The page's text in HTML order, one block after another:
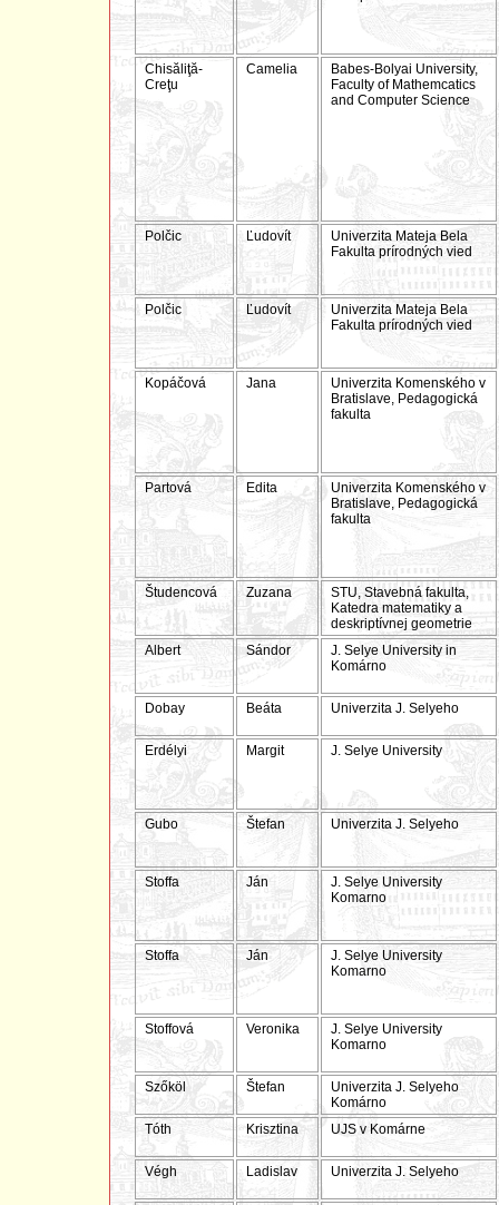
Chisăliţă-
Creţu
Camelia
Babes-Bolyai University,
Faculty of Mathemcatics
and Computer Science
Polčic Ľudovít
Univerzita Mateja Bela
Fakulta prírodných vied
Polčic Ľudovít
Univerzita Mateja Bela
Fakulta prírodných vied
Kopáčová Jana
Univerzita Komenského v
Bratislave, Pedagogická
fakulta
Partová Edita
Univerzita Komenského v
Bratislave, Pedagogická
fakulta
Študencová Zuzana
STU, Stavebná fakulta,
Katedra matematiky a
deskriptívnej geometrie
Albert
Sándor
J. Selye University in
Komárno
Dobay Beáta Univerzita J. Selyeho
Erdélyi Margit J. Selye University
Gubo Štefan Univerzita J. Selyeho
Stoffa Ján
J. Selye University
Komarno
Stoffa Ján
J. Selye University
Komarno
Stoffová Veronika
J. Selye University
Komarno
Szőköl Štefan
Univerzita J. Selyeho
Komárno
Tóth
Krisztina UJS v Komárne
Végh Ladislav Univerzita J. Selyeho